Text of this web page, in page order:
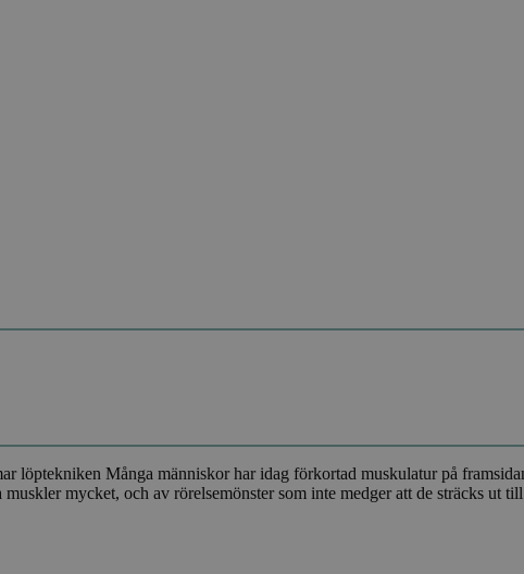
löptekniken Många människor har idag förkortad muskulatur på
muskler mycket, och av rörelsemönster som inte medger att de sträcks ut